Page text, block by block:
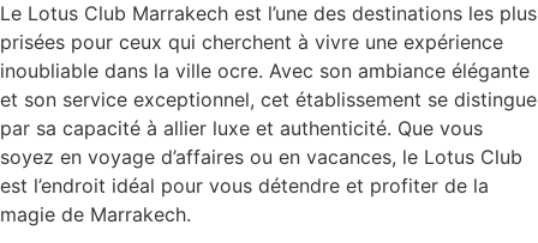
Le Lotus Club Marrakech est l’une des destinations les plus
prisées pour ceux qui cherchent à vivre une expérience
inoubliable dans la ville ocre. Avec son ambiance élégante
et son service exceptionnel, cet établissement se distingue
par sa capacité à allier luxe et authenticité. Que vous
soyez en voyage d’affaires ou en vacances, le Lotus Club
est l’endroit idéal pour vous détendre et profiter de la
magie de Marrakech.